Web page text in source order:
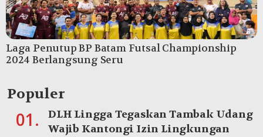
Laga Penutup BP Batam Futsal Championship
2024 Berlangsung Seru
Populer
01.
DLH Lingga Tegaskan Tambak Udang
Wajib Kantongi Izin Lingkungan